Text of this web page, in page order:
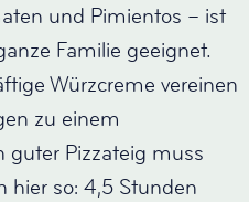
und Pimientos – ist
Familie geeignet.
Würzcreme vereinen
zu einem
guter Pizzateig muss
hier so: 4,5 Stunden